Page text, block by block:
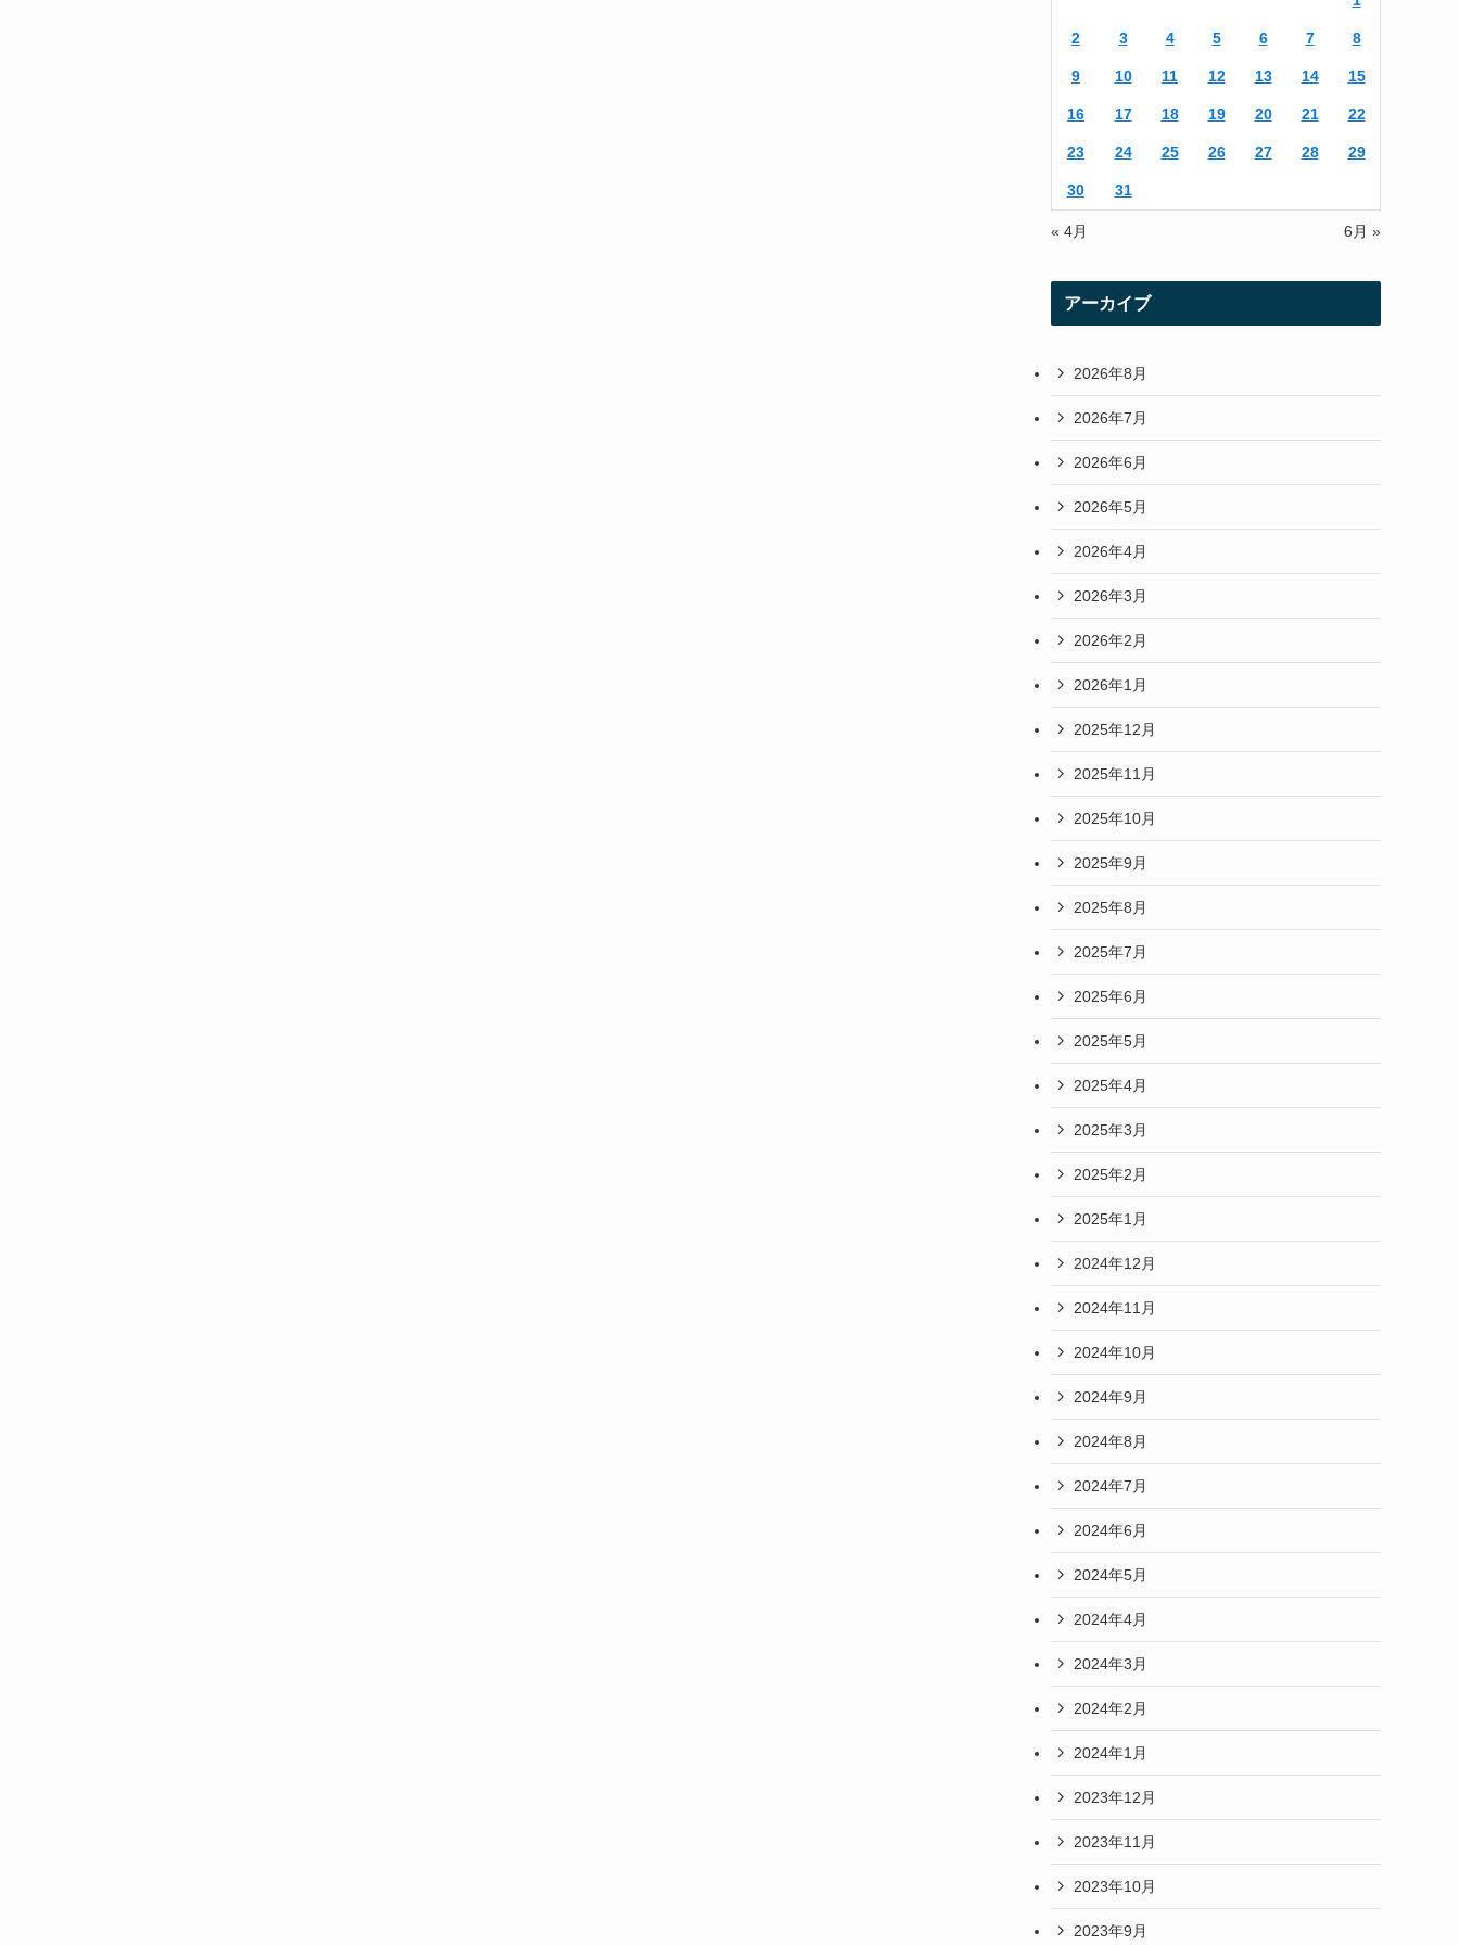
2 3 4 5 6 7 8
9 10 11 12 13 14 15
16 17 18 19 20 21 22
23 24 25 26 27 28 29
30 31
« 4月 6月 »
アーカイブ
2026年8月
2026年7月
2026年6月
2026年5月
2026年4月
2026年3月
2026年2月
2026年1月
2025年12月
2025年11月
2025年10月
2025年9月
2025年8月
2025年7月
2025年6月
2025年5月
2025年4月
2025年3月
2025年2月
2025年1月
2024年12月
2024年11月
2024年10月
2024年9月
2024年8月
2024年7月
2024年6月
2024年5月
2024年4月
2024年3月
2024年2月
2024年1月
2023年12月
2023年11月
2023年10月
2023年9月